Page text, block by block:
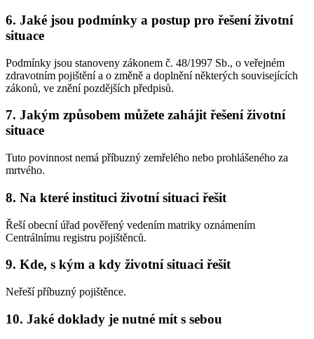
6. Jaké jsou podmínky a postup pro řešení životní
situace
Podmínky jsou stanoveny zákonem č. 48/1997 Sb., o veřejném
zdravotním pojištění a o změně a doplnění některých souvisejících
zákonů, ve znění pozdějších předpisů.
7. Jakým způsobem můžete zahájit řešení životní
situace
Tuto povinnost nemá příbuzný zemřelého nebo prohlášeného za
mrtvého.
8. Na které instituci životní situaci řešit
Řeší obecní úřad pověřený vedením matriky oznámením
Centrálnímu registru pojištěnců.
9. Kde, s kým a kdy životní situaci řešit
Neřeší příbuzný pojištěnce.
10. Jaké doklady je nutné mít s sebou